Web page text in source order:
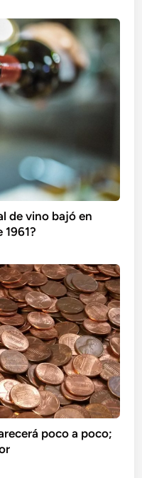
de vino bajó en
poco a poco;